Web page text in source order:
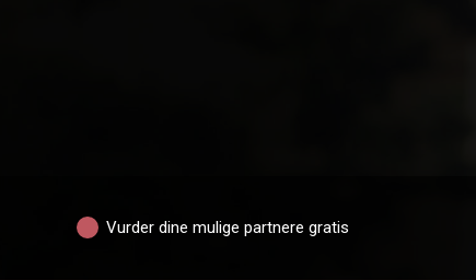
Vurder dine mulige partnere gratis